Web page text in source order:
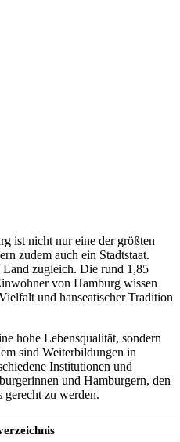
ist nicht nur eine der größten
zudem auch ein Stadtstaat.
zugleich. Die rund 1,85
von Hamburg wissen
und hanseatischer Tradition
hohe Lebensqualität, sondern
sind Weiterbildungen in
Institutionen und
und Hamburgern, den
gerecht zu werden.